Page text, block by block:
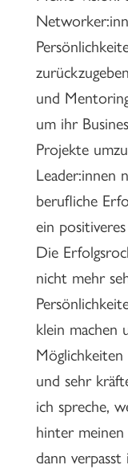
und
um ihr
Projekte
Leader:innen
berufliche
ein
Die
nicht mehr
klein
und sehr
ich spreche,
hinter
dann